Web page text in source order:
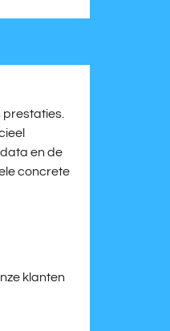
prestaties.
en de
concrete
klanten